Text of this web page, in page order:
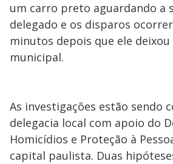
um carro preto aguardando a
delegado e os disparos
minutos depois que ele
municipal.
As investigações estão sendo
delegacia local com apoio do
Homicídios e Proteção à
capital paulista. Duas